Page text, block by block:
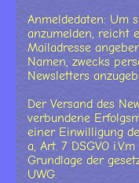
Anmeldedaten: Um
anzumelden, reicht
Mailadresse
Namen, zwecks
Newsletters
Der Versand des
verbundene
einer Einwilligung
a, Art. 7 DSGVO
Grundlage der
UWG.